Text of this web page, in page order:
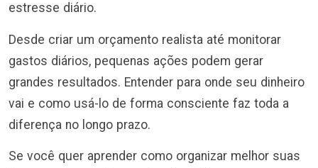
estresse diário.
Desde criar um orçamento realista até monitorar
gastos diários, pequenas ações podem gerar
grandes resultados. Entender para onde seu dinheiro
vai e como usá-lo de forma consciente faz toda a
diferença no longo prazo.
Se você quer aprender como organizar melhor suas